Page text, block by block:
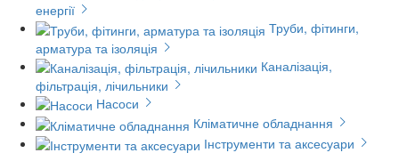
енергії
Труби, фітинги,
арматура та ізоляція
Каналізація,
фільтрація, лічильники
Насоси
Кліматичне обладнання
Інструменти та аксесуари